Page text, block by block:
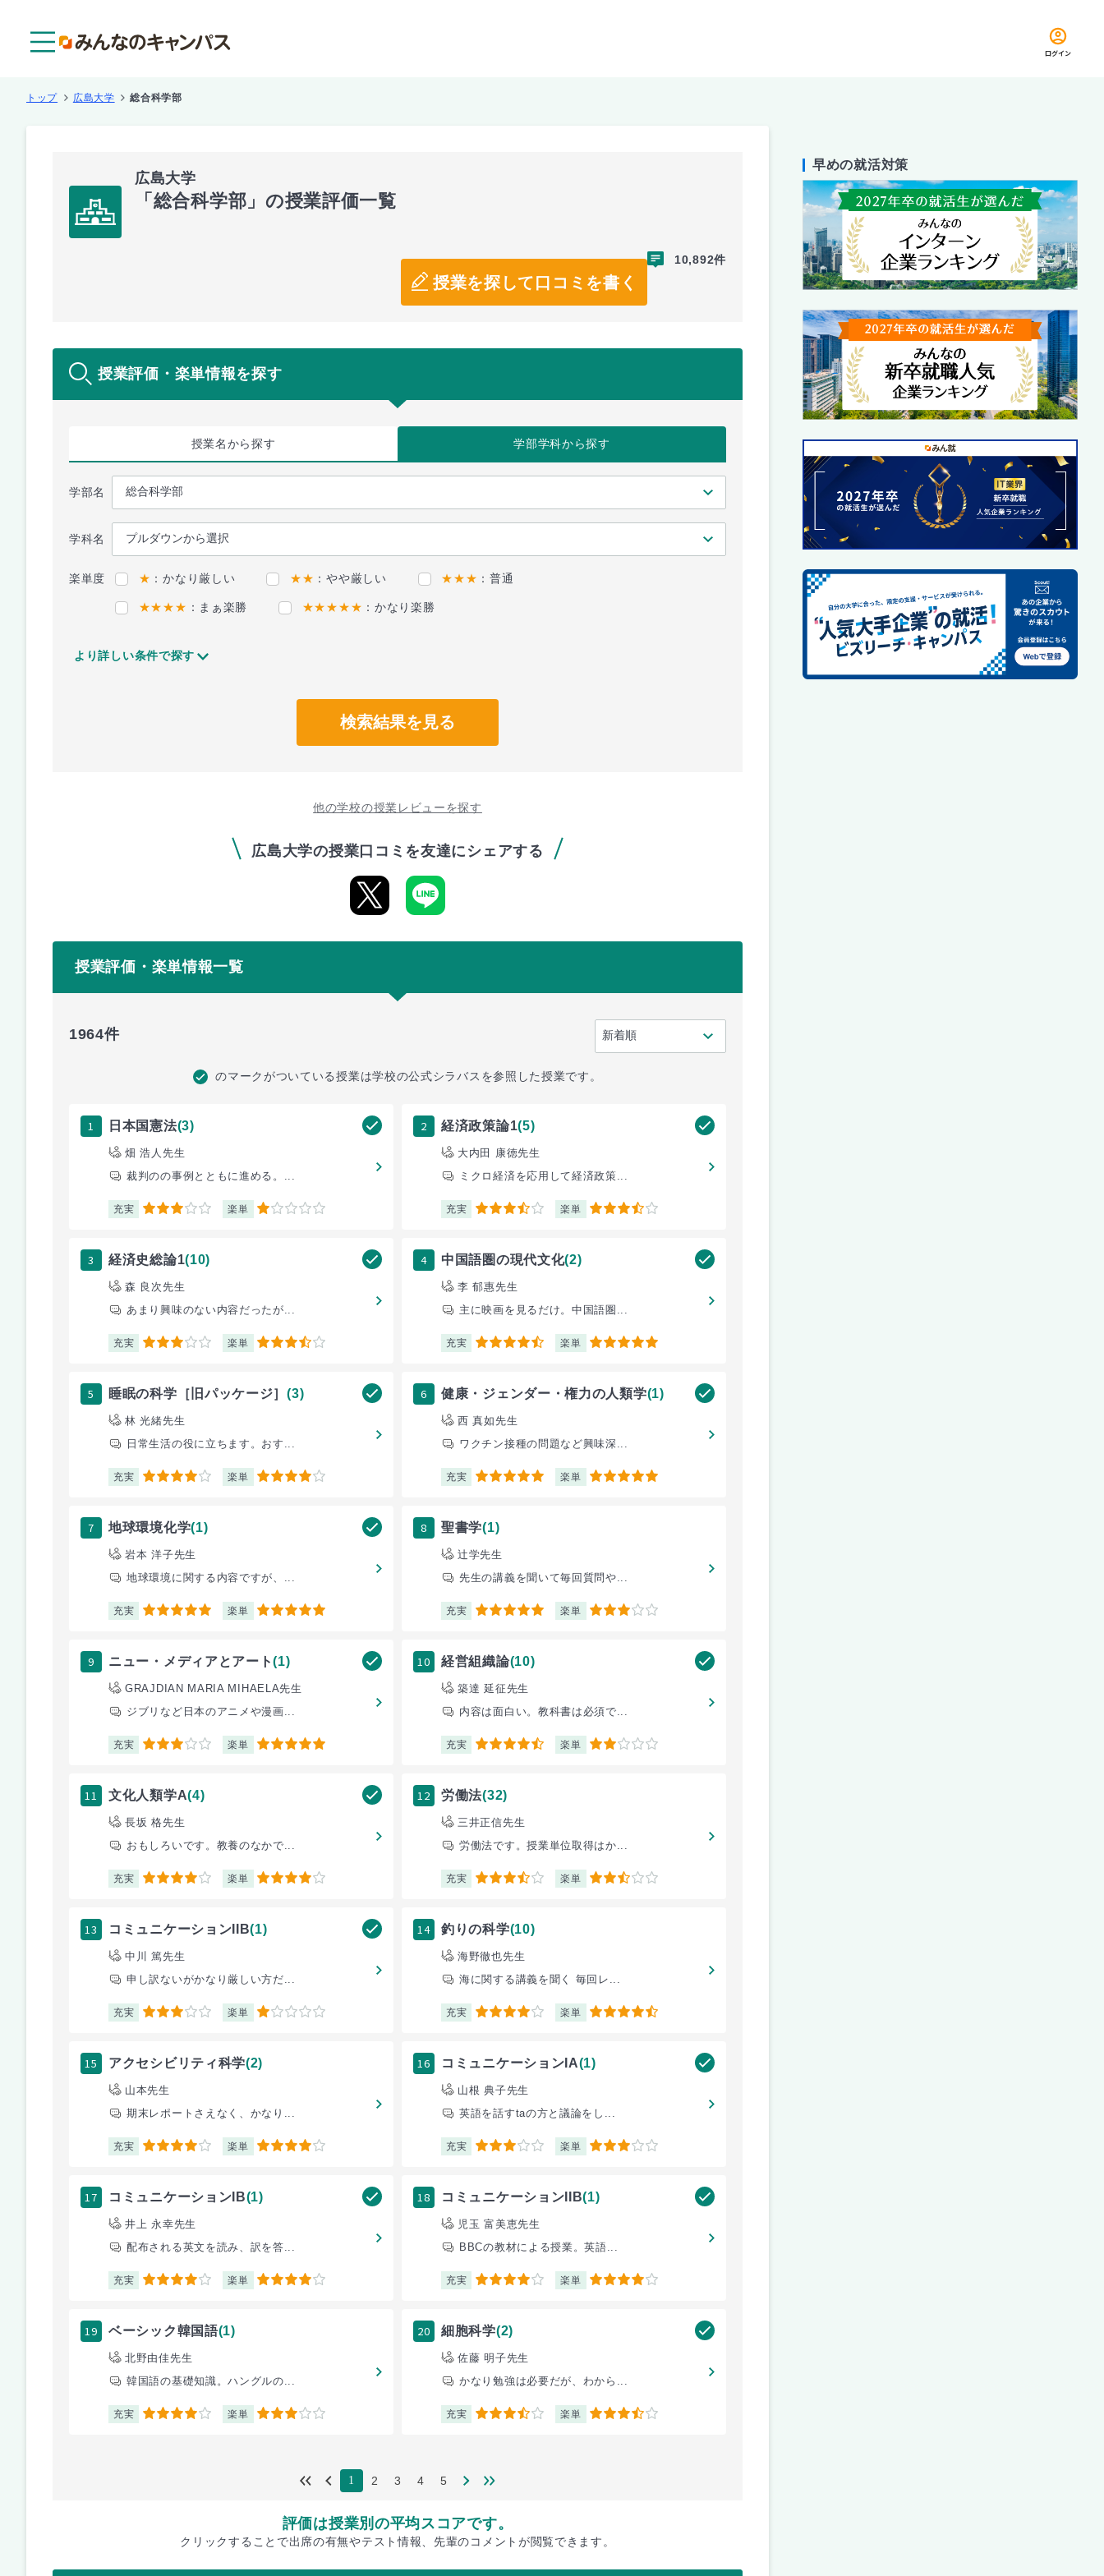
ログイン
トップ 広島大学 総合科学部
広島大学
「総合科学部」の授業評価一覧
授業を探して口コミを書く
10,892件
授業評価・楽単情報を探す
授業名から探す 学部学科から探す
学部名
学科名
楽単度 ★ ：かなり厳しい ★★ ：やや厳しい ★★★ ：普通
★★★★ ：まぁ楽勝 ★★★★★ ：かなり楽勝
より詳しい条件で探す
検索結果を見る
他の学校の授業レビューを探す
広島大学の授業口コミを友達にシェアする
授業評価・楽単情報一覧
1964件
のマークがついている授業は学校の公式シラバスを参照した授業です。
1 日本国憲法(3)
畑 浩人先生
裁判のの事例とともに進める。...
充実 3 楽単 1
2 経済政策論1(5)
大内田 康徳先生
ミクロ経済を応用して経済政策...
充実 3.5 楽単 3.5
3 経済史総論1(10)
森 良次先生
あまり興味のない内容だったが...
充実 3 楽単 3.5
4 中国語圏の現代文化(2)
李 郁惠先生
主に映画を見るだけ。中国語圏...
充実 4.5 楽単 5
5 睡眠の科学［旧パッケージ］(3)
林 光緒先生
日常生活の役に立ちます。おす...
充実 4 楽単 4
6 健康・ジェンダー・権力の人類学(1)
西 真如先生
ワクチン接種の問題など興味深...
充実 5 楽単 5
7 地球環境化学(1)
岩本 洋子先生
地球環境に関する内容ですが、...
充実 5 楽単 5
8 聖書学(1)
辻学先生
先生の講義を聞いて毎回質問や...
充実 5 楽単 3
9 ニュー・メディアとアート(1)
GRAJDIAN MARIA MIHAELA先生
ジブリなど日本のアニメや漫画...
充実 3 楽単 5
10 経営組織論(10)
築達 延征先生
内容は面白い。教科書は必須で...
充実 4.5 楽単 2
11 文化人類学A(4)
長坂 格先生
おもしろいです。教養のなかで...
充実 4 楽単 4
12 労働法(32)
三井正信先生
労働法です。授業単位取得はか...
充実 3.5 楽単 2.5
13 コミュニケーションIIB(1)
中川 篤先生
申し訳ないがかなり厳しい方だ...
充実 3 楽単 1
14 釣りの科学(10)
海野徹也先生
海に関する講義を聞く 毎回レ...
充実 4 楽単 4.5
15 アクセシビリティ科学(2)
山本先生
期末レポートさえなく、かなり...
充実 4 楽単 4
16 コミュニケーションIA(1)
山根 典子先生
英語を話すtaの方と議論をし...
充実 3 楽単 3
17 コミュニケーションIB(1)
井上 永幸先生
配布される英文を読み、訳を答...
充実 4 楽単 4
18 コミュニケーションIIB(1)
児玉 富美恵先生
BBCの教材による授業。英語...
充実 4 楽単 4
19 ベーシック韓国語(1)
北野由佳先生
韓国語の基礎知識。ハングルの...
充実 4 楽単 3
20 細胞科学(2)
佐藤 明子先生
かなり勉強は必要だが、わから...
充実 3.5 楽単 3.5
1 2 3 4 5
評価は授業別の平均スコアです。
クリックすることで出席の有無やテスト情報、先輩のコメントが閲覧できます。
早めの就活対策